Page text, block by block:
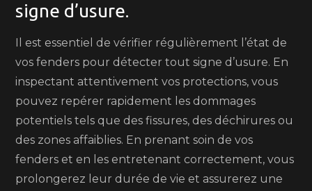
signe d’usure.
Il est essentiel de vérifier régulièrement l’état de
vos fenders pour détecter tout signe d’usure. En
inspectant attentivement vos protections, vous
pouvez repérer rapidement les dommages
potentiels tels que des fissures, des déchirures ou
des zones affaiblies. En prenant soin de vos
fenders et en les entretenant correctement, vous
prolongerez leur durée de vie et assurerez une